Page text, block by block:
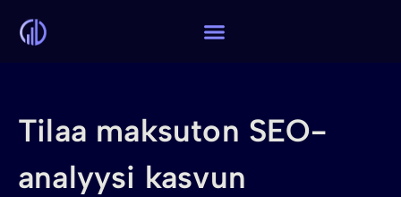
Tilaa maksuton SEO-
analyysi kasvun